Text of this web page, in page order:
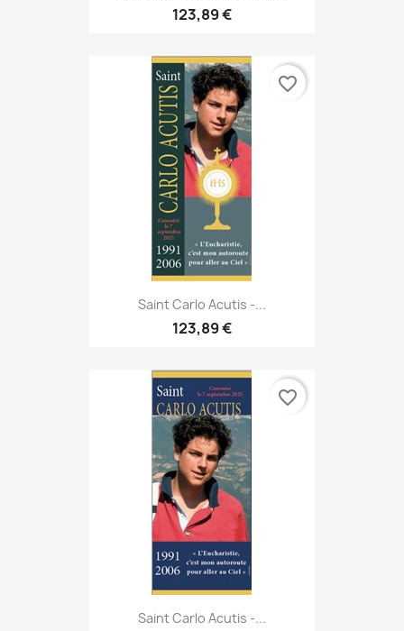
123,89 €
Saint Carlo Acutis -...
123,89 €
favorite_border
Saint Carlo Acutis -...
favorite_border